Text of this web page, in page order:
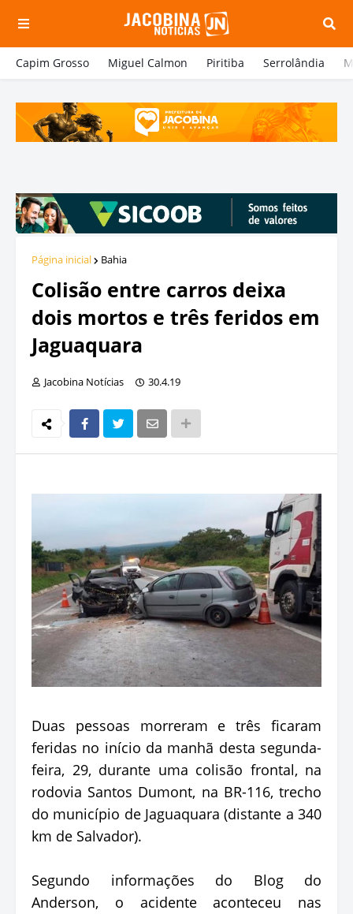
Capim Grosso Miguel Calmon Piritiba Serrolândia
Página inicial Bahia
Colisão entre carros deixa
dois mortos e três feridos em
Jaguaquara
Jacobina Notícias 30.4.19
Duas pessoas morreram e três ficaram
feridas no início da manhã desta segunda-
feira, 29, durante uma colisão frontal, na
rodovia Santos Dumont, na BR-116, trecho
do município de Jaguaquara (distante a 340
km de Salvador).
Segundo informações do Blog do
Anderson, o acidente aconteceu nas